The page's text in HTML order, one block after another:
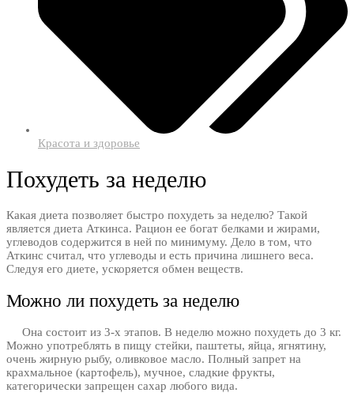
Красота и здоровье
Похудеть за неделю
Какая диета позволяет быстро похудеть за неделю? Такой
является диета Аткинса. Рацион ее богат белками и жирами,
углеводов содержится в ней по минимуму. Дело в том, что
Аткинс считал, что углеводы и есть причина лишнего веса.
Следуя его диете, ускоряется обмен веществ.
Можно ли похудеть за неделю
Она состоит из 3-х этапов. В неделю можно похудеть до 3 кг.
Можно употреблять в пищу стейки, паштеты, яйца, ягнятину,
очень жирную рыбу, оливковое масло. Полный запрет на
крахмальное (картофель), мучное, сладкие фрукты,
категорически запрещен сахар любого вида.